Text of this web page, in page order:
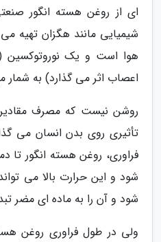
ای از روغن هسته انگور
شیمیایی مانند هگزان تهیه
اعصاب اثر می گذارد) به شمار
روشن نیست که مصرف
تأثیری روی بدن انسان می
فراوری، روغن هسته انگور تا
شود و این حرارت بالا می
شود و آن را به ماده ای مضر
ولی در طول فراوری روغن